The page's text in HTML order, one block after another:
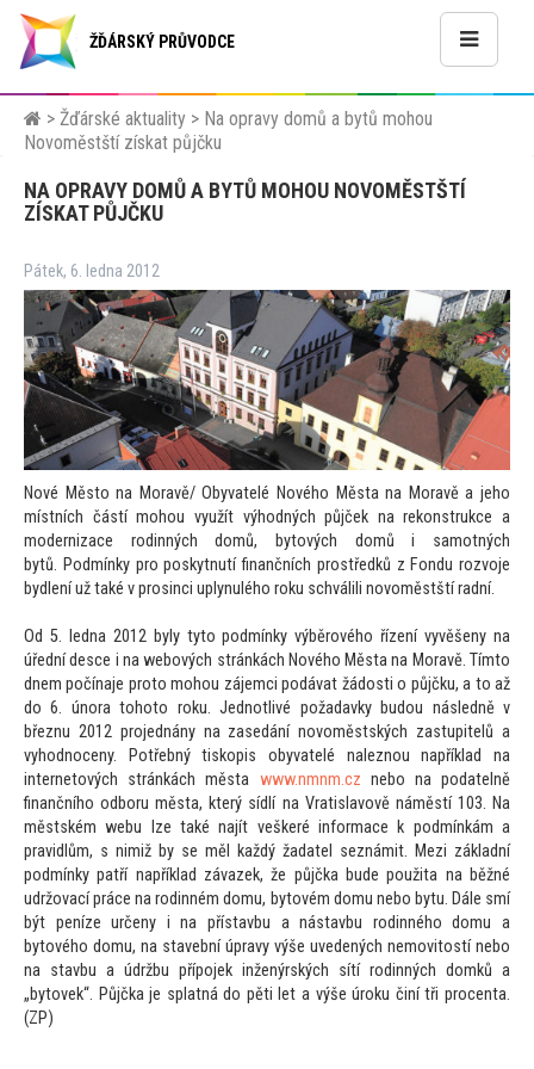
ŽĎÁRSKÝ PRŮVODCE
> Žďárské aktuality > Na opravy domů a bytů mohou
Novoměstští získat půjčku
NA OPRAVY DOMŮ A BYTŮ MOHOU NOVOMĚSTŠTÍ
ZÍSKAT PŮJČKU
Pátek, 6. ledna 2012
Nové Město na Moravě/ Obyvatelé Nového Města na Moravě a jeho
místních částí mohou využít výhodných půjček na rekonstrukce a
modernizace rodinných domů, bytových domů i samotných
bytů. Podmínky pro poskytnutí finančních prostředků z Fondu rozvoje
bydlení už také v prosinci uplynulého roku schválili novoměstští radní.
Od 5. ledna 2012 byly tyto podmínky výběrového řízení vyvěšeny na
úřední desce i na webových stránkách Nového Města na Moravě. Tímto
dnem počínaje proto mohou zájemci podávat žádosti o půjčku, a to až
do 6. únoratohoto roku. Jednotlivé požadavky budou následně v
březnu 2012 projednány na zasedání novoměstských zastupitelů a
vyhodnoceny. Potřebný tiskopis obyvatelé naleznou například na
internetových stránkách města www.nmnm.cz nebo na podatelně
finančního odboru města, který sídlí na Vratislavově náměstí 103. Na
městském webu lze také najít veškeré informace k podmínkám a
pravidlům, s nimiž by se měl každý žadatel seznámit. Mezi základní
podmínky patří například závazek, že půjčka bude použita na běžné
udržovací práce na rodinném domu, bytovém domu nebo bytu. Dále smí
být peníze určeny i na přístavbu a nástavbu rodinného domu a
bytového domu, na stavební úpravy výše uvedených nemovitostí nebo
na stavbu a údržbu přípojek inženýrských sítí rodinných domků a
„bytovek“. Půjčka je splatná do pěti let a výše úroku činí tři procenta.
(ZP)